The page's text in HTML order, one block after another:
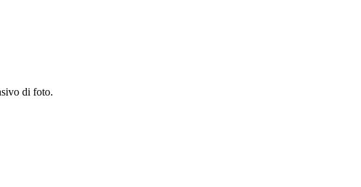
di foto.